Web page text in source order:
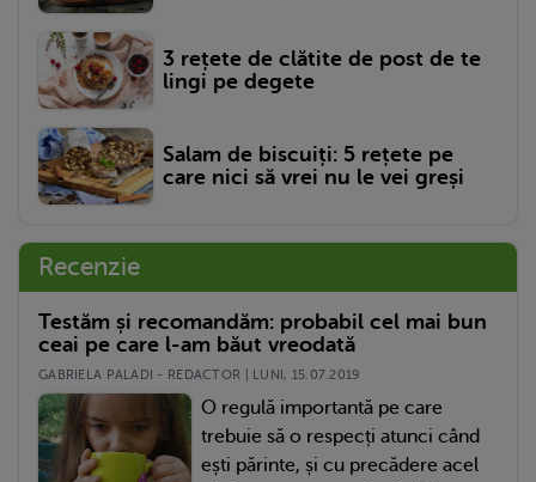
3 rețete de clătite de post de te
lingi pe degete
Salam de biscuiți: 5 rețete pe
care nici să vrei nu le vei greși
Recenzie
Testăm și recomandăm: probabil cel mai bun
ceai pe care l-am băut vreodată
GABRIELA PALADI - REDACTOR | LUNI, 15.07.2019
O regulă importantă pe care
trebuie să o respecți atunci când
ești părinte, și cu precădere acel